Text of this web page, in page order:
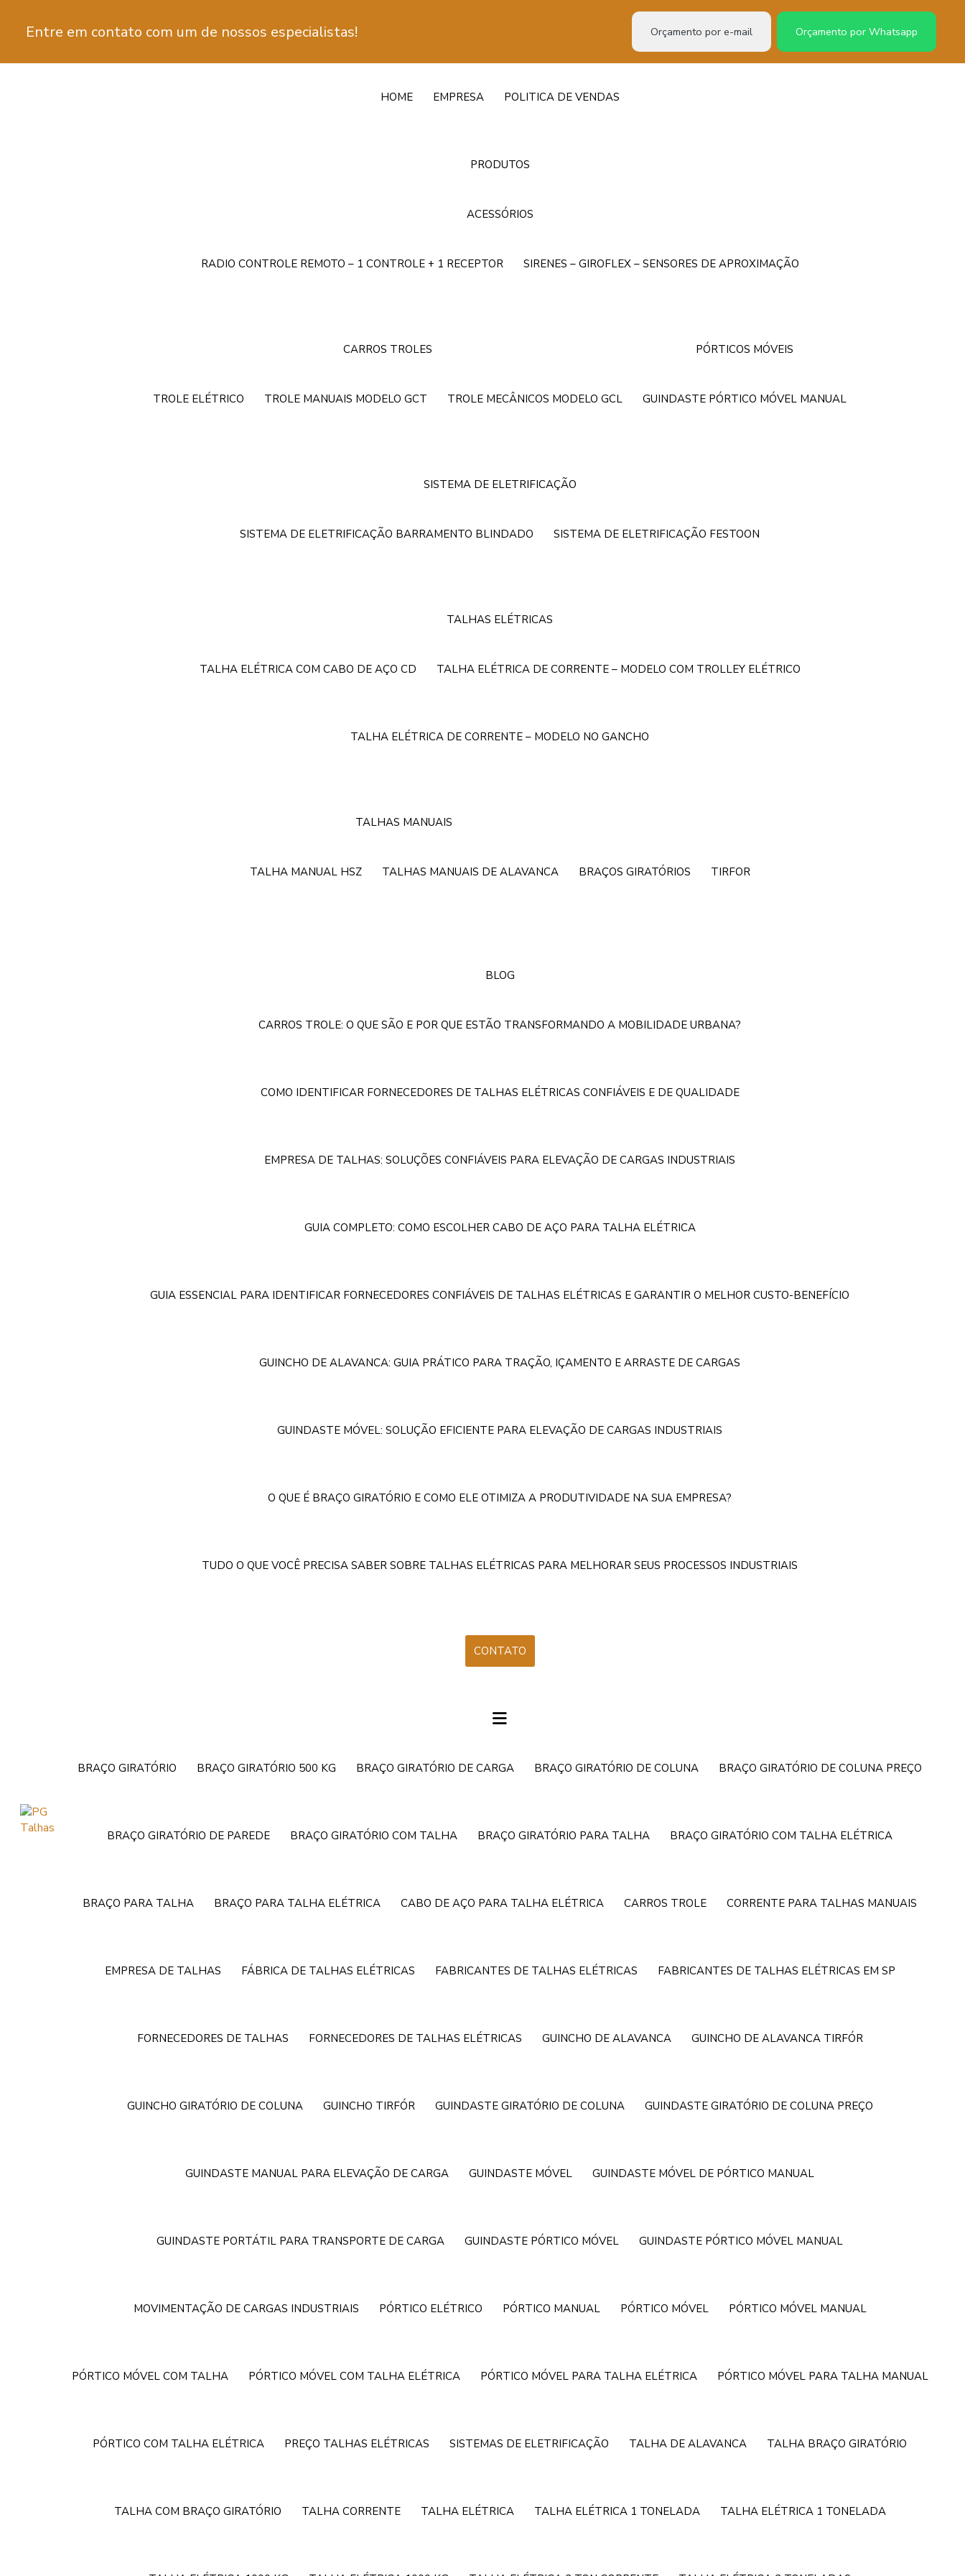
Entre em contato com um de nossos especialistas! Orçamento por e-mail Orçamento por Whatsapp
HOME EMPRESA POLITICA DE VENDAS
PRODUTOS
ACESSÓRIOS
RADIO CONTROLE REMOTO – 1 CONTROLE + 1 RECEPTOR SIRENES – GIROFLEX – SENSORES DE APROXIMAÇÃO
CARROS TROLES
TROLE ELÉTRICO TROLE MANUAIS MODELO GCT TROLE MECÂNICOS MODELO GCL
PÓRTICOS MÓVEIS
GUINDASTE PÓRTICO MÓVEL MANUAL
SISTEMA DE ELETRIFICAÇÃO
SISTEMA DE ELETRIFICAÇÃO BARRAMENTO BLINDADO SISTEMA DE ELETRIFICAÇÃO FESTOON
TALHAS ELÉTRICAS
TALHA ELÉTRICA COM CABO DE AÇO CD TALHA ELÉTRICA DE CORRENTE – MODELO COM TROLLEY ELÉTRICO
TALHA ELÉTRICA DE CORRENTE – MODELO NO GANCHO
TALHAS MANUAIS
TALHA MANUAL HSZ TALHAS MANUAIS DE ALAVANCA BRAÇOS GIRATÓRIOS TIRFOR
BLOG
CARROS TROLE: O QUE SÃO E POR QUE ESTÃO TRANSFORMANDO A MOBILIDADE URBANA?
COMO IDENTIFICAR FORNECEDORES DE TALHAS ELÉTRICAS CONFIÁVEIS E DE QUALIDADE
EMPRESA DE TALHAS: SOLUÇÕES CONFIÁVEIS PARA ELEVAÇÃO DE CARGAS INDUSTRIAIS
GUIA COMPLETO: COMO ESCOLHER CABO DE AÇO PARA TALHA ELÉTRICA
GUIA ESSENCIAL PARA IDENTIFICAR FORNECEDORES CONFIÁVEIS DE TALHAS ELÉTRICAS E GARANTIR O MELHOR CUSTO-BENEFÍCIO
GUINCHO DE ALAVANCA: GUIA PRÁTICO PARA TRAÇÃO, IÇAMENTO E ARRASTE DE CARGAS
GUINDASTE MÓVEL: SOLUÇÃO EFICIENTE PARA ELEVAÇÃO DE CARGAS INDUSTRIAIS
O QUE É BRAÇO GIRATÓRIO E COMO ELE OTIMIZA A PRODUTIVIDADE NA SUA EMPRESA?
TUDO O QUE VOCÊ PRECISA SABER SOBRE TALHAS ELÉTRICAS PARA MELHORAR SEUS PROCESSOS INDUSTRIAIS
CONTATO
BRAÇO GIRATÓRIO BRAÇO GIRATÓRIO 500 KG BRAÇO GIRATÓRIO DE CARGA BRAÇO GIRATÓRIO DE COLUNA BRAÇO GIRATÓRIO DE COLUNA PREÇO
BRAÇO GIRATÓRIO DE PAREDE BRAÇO GIRATÓRIO COM TALHA BRAÇO GIRATÓRIO PARA TALHA BRAÇO GIRATÓRIO COM TALHA ELÉTRICA
BRAÇO PARA TALHA BRAÇO PARA TALHA ELÉTRICA CABO DE AÇO PARA TALHA ELÉTRICA CARROS TROLE CORRENTE PARA TALHAS MANUAIS
EMPRESA DE TALHAS FÁBRICA DE TALHAS ELÉTRICAS FABRICANTES DE TALHAS ELÉTRICAS FABRICANTES DE TALHAS ELÉTRICAS EM SP
FORNECEDORES DE TALHAS FORNECEDORES DE TALHAS ELÉTRICAS GUINCHO DE ALAVANCA GUINCHO DE ALAVANCA TIRFÓR
GUINCHO GIRATÓRIO DE COLUNA GUINCHO TIRFÓR GUINDASTE GIRATÓRIO DE COLUNA GUINDASTE GIRATÓRIO DE COLUNA PREÇO
GUINDASTE MANUAL PARA ELEVAÇÃO DE CARGA GUINDASTE MÓVEL GUINDASTE MÓVEL DE PÓRTICO MANUAL
GUINDASTE PORTÁTIL PARA TRANSPORTE DE CARGA GUINDASTE PÓRTICO MÓVEL GUINDASTE PÓRTICO MÓVEL MANUAL
MOVIMENTAÇÃO DE CARGAS INDUSTRIAIS PÓRTICO ELÉTRICO PÓRTICO MANUAL PÓRTICO MÓVEL PÓRTICO MÓVEL MANUAL
PÓRTICO MÓVEL COM TALHA PÓRTICO MÓVEL COM TALHA ELÉTRICA PÓRTICO MÓVEL PARA TALHA ELÉTRICA PÓRTICO MÓVEL PARA TALHA MANUAL
PÓRTICO COM TALHA ELÉTRICA PREÇO TALHAS ELÉTRICAS SISTEMAS DE ELETRIFICAÇÃO TALHA DE ALAVANCA TALHA BRAÇO GIRATÓRIO
TALHA COM BRAÇO GIRATÓRIO TALHA CORRENTE TALHA ELÉTRICA TALHA ELÉTRICA 1 TONELADA TALHA ELÉTRICA 1 TONELADA